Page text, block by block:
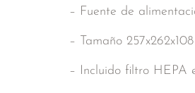
– Fuente de
– Tamaño
– Incluido filtro HEPA